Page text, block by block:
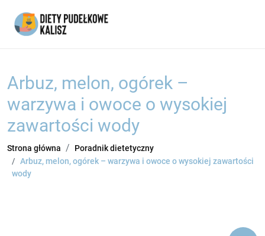
Arbuz, melon, ogórek –
warzywa i owoce o wysokiej
zawartości wody
Strona główna
Poradnik dietetyczny
Arbuz, melon, ogórek – warzywa i owoce o wysokiej zawartości
wody